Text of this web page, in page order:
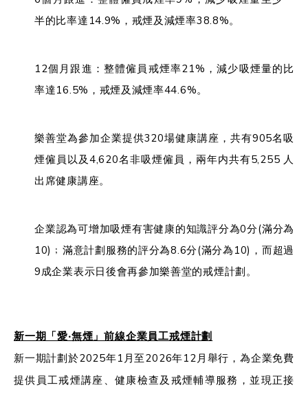
半的比率達14.9%，戒煙及減煙率38.8%。
12個月跟進：整體僱員戒煙率21%，減少吸煙量的比
率達16.5%，戒煙及減煙率44.6%。
樂善堂為參加企業提供320場健康講座，共有905名吸
煙僱員以及4,620名非吸煙僱員，兩年内共有5,255 人
出席健康講座。
企業認為可增加吸煙有害健康的知識評分為0分(滿分為
10)﹔滿意計劃服務的評分為8.6分(滿分為10)，而超過
9成企業表示日後會再參加樂善堂的戒煙計劃。
新一期「愛‧無煙」前線企業員工戒煙計劃
新一期計劃於2025年1月至2026年12月舉行，為企業免費
提供員工戒煙講座、健康檢查及戒煙輔導服務，並現正接